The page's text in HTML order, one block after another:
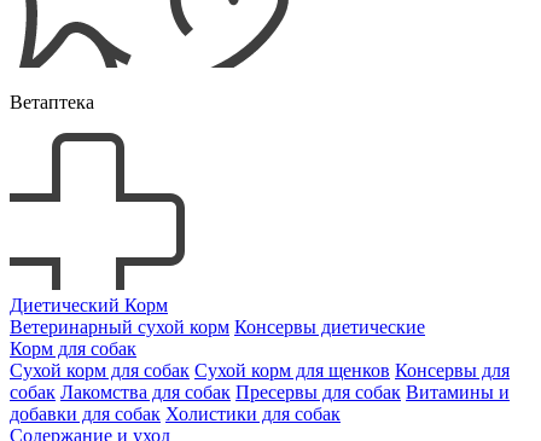
Ветаптека
Диетический Корм
Ветеринарный сухой корм Консервы диетические
Корм для собак
Сухой корм для собак Сухой корм для щенков Консервы для
собак Лакомства для собак Пресервы для собак Витамины и
добавки для собак Холистики для собак
Содержание и уход